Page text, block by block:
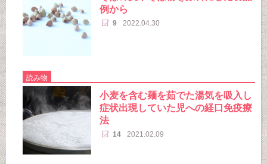
例から
9 2022.04.30
読み物
小麦を含む麺を茹でた湯気を吸入し
症状出現していた児への経口免疫療
法
14 2021.02.09